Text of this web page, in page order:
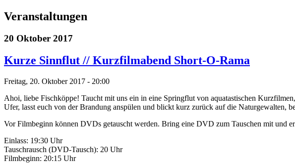
Veranstaltungen
20 Oktober 2017
Kurze Sinnflut // Kurzfilmabend Short-O-Rama
Freitag, 20. Oktober 2017 - 20:00
Ahoi, liebe Fischköppe! Taucht mit uns ein in eine Springflut von aquatastischen
Ufer, lasst euch von der Brandung anspülen und blickt kurz zurück auf die Naturgewalten,
Vor Filmbeginn können DVDs getauscht werden. Bring eine DVD zum Tauschen mit und
Einlass: 19:30 Uhr
Tauschrausch (DVD-Tausch): 20 Uhr
Filmbeginn: 20:15 Uhr